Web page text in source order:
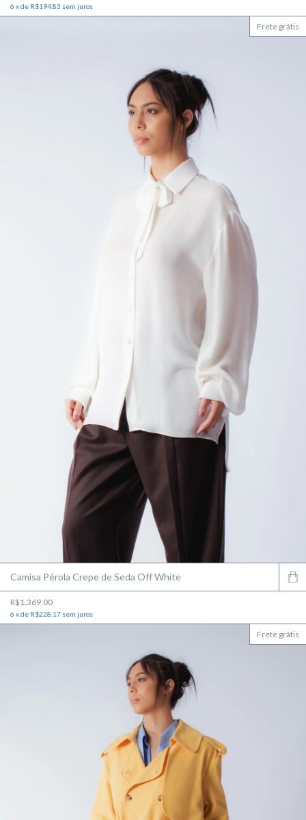
6 xde R$194,83 sem juros
Frete grátis
Camisa Pérola Crepe de Seda Off White
R$1.369,00
6 xde R$228,17 sem juros
Frete grátis